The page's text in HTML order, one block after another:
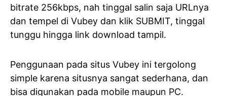
bitrate 256kbps, nah tinggal salin saja URLnya
dan tempel di Vubey dan klik SUBMIT, tinggal
tunggu hingga link download tampil.
Penggunaan pada situs Vubey ini tergolong
simple karena situsnya sangat sederhana, dan
bisa digunakan pada mobile maupun PC.